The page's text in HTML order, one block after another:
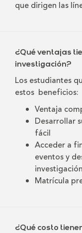
que dirigen las
¿Qué ventajas
investigación?
Los estudiantes
estos beneficios:
Ventaja
Desarrollar
fácil
Acceder a
eventos y
investigación
Matrícula
¿Qué costo